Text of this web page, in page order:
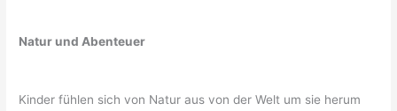
Natur und Abenteuer
Kinder fühlen sich von Natur aus von der Welt um sie herum